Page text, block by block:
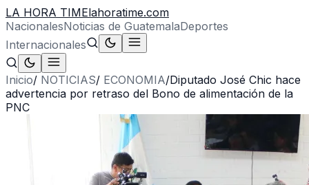
LA HORA TIMElahoratime.com
NacionalesNoticias de GuatemalaDeportes
Internacionales
Inicio/ NOTICIAS/ ECONOMIA/Diputado José Chic hace
advertencia por retraso del Bono de alimentación de la
PNC